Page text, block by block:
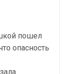
пошел
опасность